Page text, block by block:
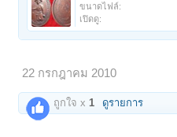
ขนาดไฟล์:
เปิดดู:
22 กรกฎาคม 2010
ถูกใจ x1 ดูรายการ